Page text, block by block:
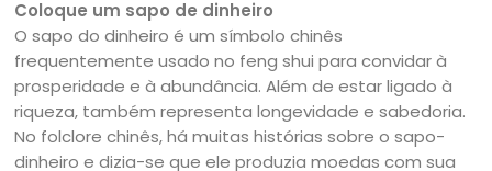
Coloque um sapo de dinheiro
O sapo do dinheiro é um símbolo chinês
frequentemente usado no feng shui para convidar à
prosperidade e à abundância. Além de estar ligado à
riqueza, também representa longevidade e sabedoria.
No folclore chinês, há muitas histórias sobre o sapo-
dinheiro e dizia-se que ele produzia moedas com sua